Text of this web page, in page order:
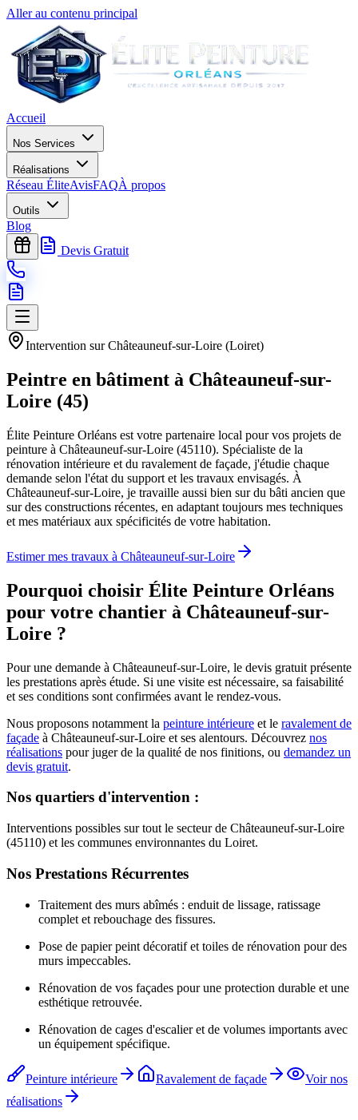
Aller au contenu principal
Accueil
Nos Services
Réalisations
Réseau ÉliteAvisFAQÀ propos
Outils
Blog
Devis Gratuit
Intervention surChâteauneuf-sur-Loire (Loiret)
Peintre en bâtiment à Châteauneuf-sur-
Loire (45)
Élite Peinture Orléans est votre partenaire local pour vos projets de
peinture à Châteauneuf-sur-Loire (45110). Spécialiste de la
rénovation intérieure et du ravalement de façade, j'étudie chaque
demande selon l'état du support et les travaux envisagés. À
Châteauneuf-sur-Loire, je travaille aussi bien sur du bâti ancien que
sur des constructions récentes, en adaptant toujours mes techniques
et mes matériaux aux spécificités de votre habitation.
Estimer mes travaux à Châteauneuf-sur-Loire
Pourquoi choisir Élite Peinture Orléans
pour votre chantier à Châteauneuf-sur-
Loire ?
Pour une demande à Châteauneuf-sur-Loire, le devis gratuit présente
les prestations après étude. Si une visite est nécessaire, sa faisabilité
et ses conditions sont confirmées avant le rendez-vous.
Nous proposons notamment la peinture intérieure et le ravalement de
façade à Châteauneuf-sur-Loire et ses alentours. Découvrez nos
réalisations pour juger de la qualité de nos finitions, ou demandez un
devis gratuit.
Nos quartiers d'intervention :
Interventions possibles sur tout le secteur de Châteauneuf-sur-Loire
(45110) et les communes environnantes du Loiret.
Nos Prestations Récurrentes
Traitement des murs abîmés : enduit de lissage, ratissage
complet et rebouchage des fissures.
Pose de papier peint décoratif et toiles de rénovation pour des
murs impeccables.
Rénovation de vos façades pour une protection durable et une
esthétique retrouvée.
Rénovation de cages d'escalier et de volumes importants avec
un équipement spécifique.
Peinture intérieure Ravalement de façade
Voir nos
réalisations